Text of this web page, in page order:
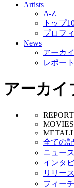
Artists
A-Z
トップ
プロフ
News
アーカ
レポート
アーカイ
REPORT
MOVIES
全ての
ニュース
インタ
リリース
フィー